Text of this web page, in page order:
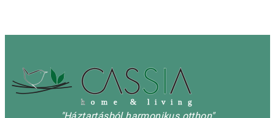
h o m e & l i v i n g
"Háztartásból harmonikus otthon"